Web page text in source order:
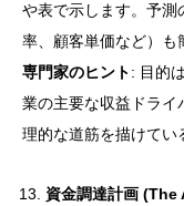
や表で示します。予測
率、顧客単価など）も
専門家のヒント: 目的
業の主要な収益ドライ
理的な道筋を描けてい
資金調達計画